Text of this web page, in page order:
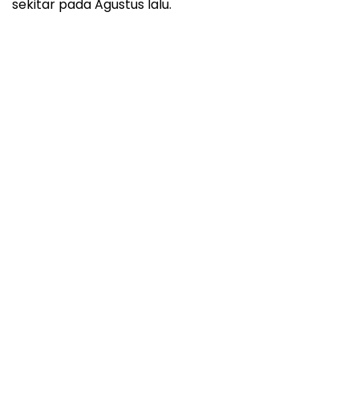
sekitar pada Agustus lalu.